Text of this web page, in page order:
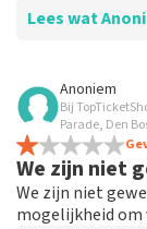
Lees wat
Beoordeling
Prima
Anoniem
Bij
Parade, Den
We zijn niet
We zijn niet
mogelijkheid